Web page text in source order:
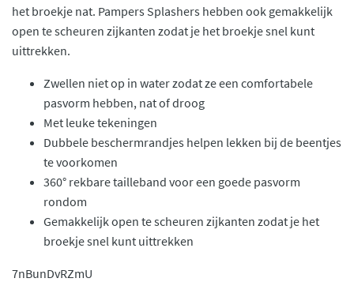
het broekje nat. Pampers Splashers hebben ook gemakkelijk
open te scheuren zijkanten zodat je het broekje snel kunt
uittrekken.
Zwellen niet op in water zodat ze een comfortabele
pasvorm hebben, nat of droog
Met leuke tekeningen
Dubbele beschermrandjes helpen lekken bij de beentjes
te voorkomen
360° rekbare tailleband voor een goede pasvorm
rondom
Gemakkelijk open te scheuren zijkanten zodat je het
broekje snel kunt uittrekken
7nBunDvRZmU